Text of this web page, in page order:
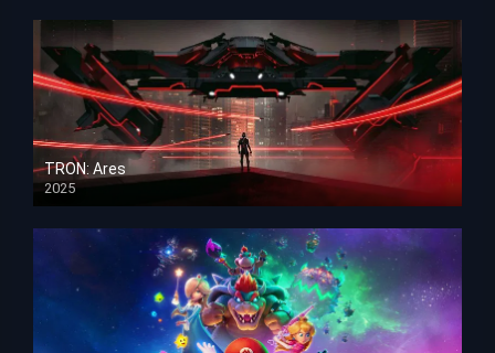
TRON: Ares
2025
HD 1080p